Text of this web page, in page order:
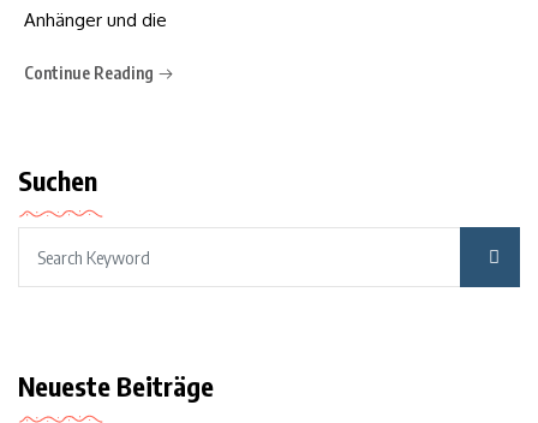
Anhänger und die
Continue Reading
Suchen
Neueste Beiträge